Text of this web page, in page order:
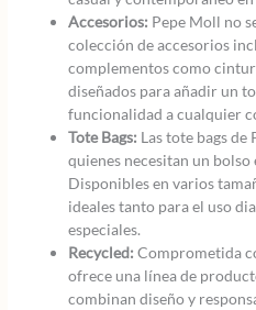
Accesorios: Pepe Moll no
colección de accesorios
complementos como
diseñados para añadir un
funcionalidad a cualquier
Tote Bags: Las tote bags
quienes necesitan un bolso
Disponibles en varios
ideales tanto para el uso
especiales.
Recycled: Comprometida
ofrece una línea de
combinan diseño y